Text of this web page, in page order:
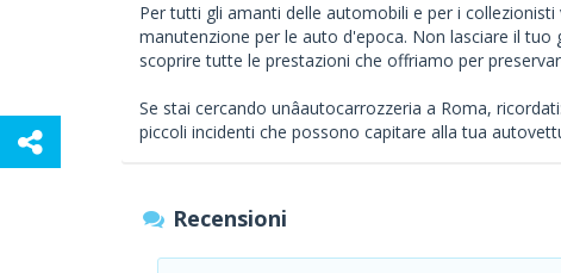
Per tutti gli amanti delle automobili e per i
manutenzione per le auto d'epoca. Non lasciare il
scoprire tutte le prestazioni che offriamo per
Se stai cercando unâautocarrozzeria a Roma,
piccoli incidenti che possono capitare alla tua
Recensioni